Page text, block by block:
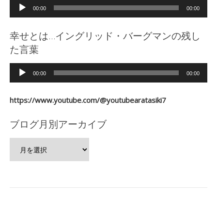
声
レ
ー
ヤ
00:00 00:00
幸せとは…イングリッド・バーグマンの残し
た言葉
声
レ
ヤ
ー
00:00 00:00
https://www.youtube.com/@youtubearatasiki7
ブログ月別アーカイブ
別